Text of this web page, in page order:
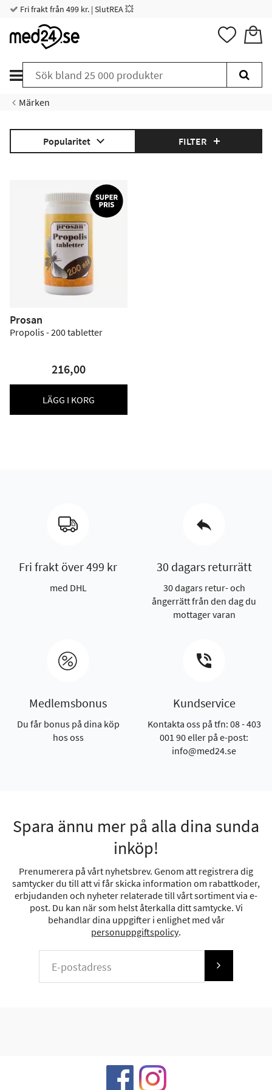
Fri frakt från 499 kr. | SlutREA 💥
Märken
Popularitet FILTER
Prosan
Propolis - 200 tabletter
216,00
LÄGG I KORG
Fri frakt över 499 kr
med DHL
30 dagars returrätt
30 dagars retur- och
ångerrätt från den dag du
mottager varan
Medlemsbonus
Du får bonus på dina köp
hos oss
Kundservice
Kontakta oss på tfn: 08 - 403
001 90 eller på e-post:
info@med24.se
Spara ännu mer på alla dina sunda
inköp!
Prenumerera på vårt nyhetsbrev. Genom att registrera dig
samtycker du till att vi får skicka information om rabattkoder,
erbjudanden och nyheter relaterade till vårt sortiment via e-
post. Du kan när som helst återkalla ditt samtycke. Vi
behandlar dina uppgifter i enlighet med vår
personuppgiftspolicy.